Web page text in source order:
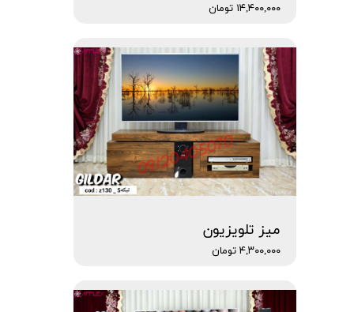
۱۴,۴۰۰,۰۰۰ تومان
میز تلویزیون
۴,۳۰۰,۰۰۰ تومان